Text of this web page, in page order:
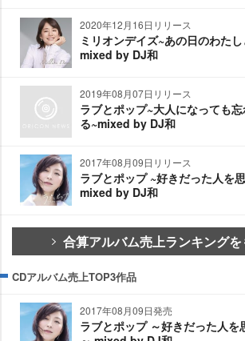
2020年12月16日リリース
ミリオンデイズ~あの日のわた
mixed by DJ和
2019年08月07日リリース
ラブとポップ~大人になっても
る~mixed by DJ和
2017年08月09日リリース
ラブとポップ ~好きだった人を
mixed by DJ和
合算アルバム売上ランキング
CDアルバム売上TOP3作品
2017年08月09日発売
ラブとポップ ～好きだった人を